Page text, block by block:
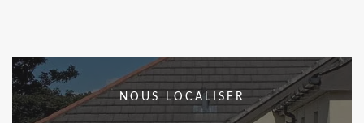
NOUS LOCALISER